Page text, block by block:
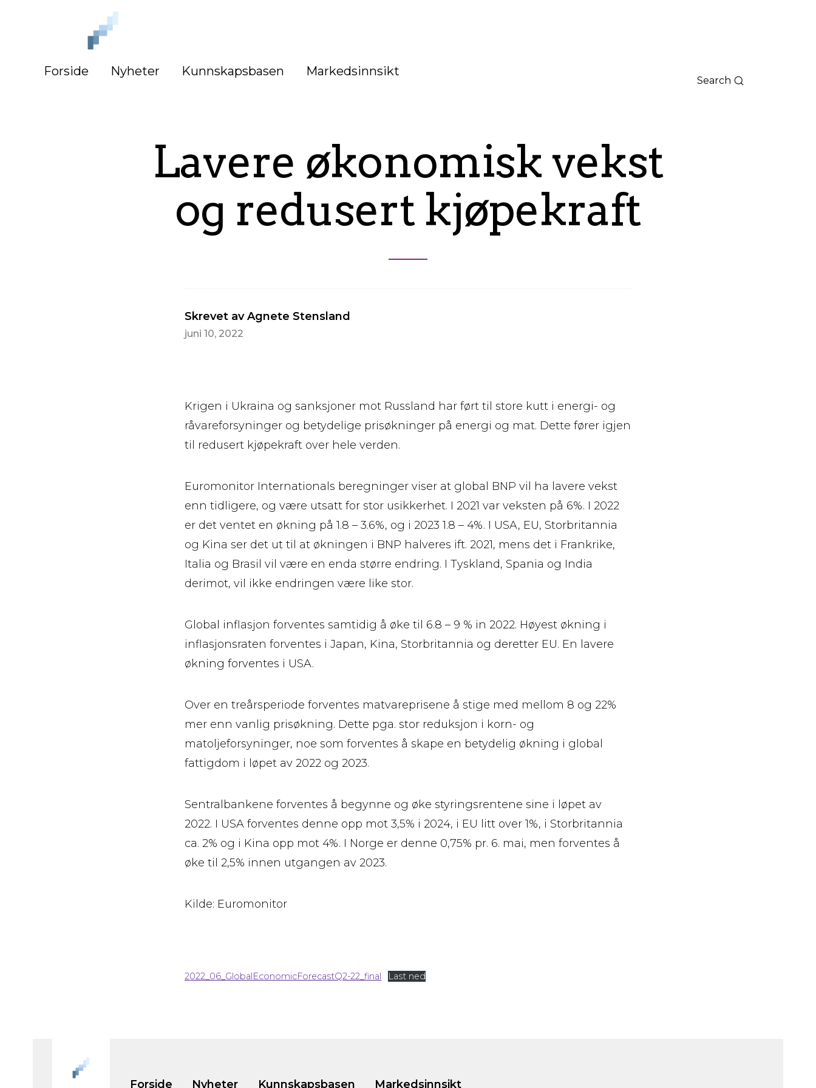
Nord
Norge
Forside Nyheter Kunnskapsbasen Markedsinnsikt
Search
Lavere økonomisk vekst
og redusert kjøpekraft
Skrevet av Agnete Stensland
juni 10, 2022
Krigen i Ukraina og sanksjoner mot Russland har ført til store kutt i energi- og
råvareforsyninger og betydelige prisøkninger på energi og mat. Dette fører igjen
til redusert kjøpekraft over hele verden.
Euromonitor Internationals beregninger viser at global BNP vil ha lavere vekst
enn tidligere, og være utsatt for stor usikkerhet. I 2021 var veksten på 6%. I 2022
er det ventet en økning på 1.8 – 3.6%, og i 2023 1.8 – 4%. I USA, EU, Storbritannia
og Kina ser det ut til at økningen i BNP halveres ift. 2021, mens det i Frankrike,
Italia og Brasil vil være en enda større endring. I Tyskland, Spania og India
derimot, vil ikke endringen være like stor.
Global inflasjon forventes samtidig å øke til 6.8 – 9 % in 2022. Høyest økning i
inflasjonsraten forventes i Japan, Kina, Storbritannia og deretter EU. En lavere
økning forventes i USA.
Over en treårsperiode forventes matvareprisene å stige med mellom 8 og 22%
mer enn vanlig prisøkning. Dette pga. stor reduksjon i korn- og
matoljeforsyninger, noe som forventes å skape en betydelig økning i global
fattigdom i løpet av 2022 og 2023.
Sentralbankene forventes å begynne og øke styringsrentene sine i løpet av
2022. I USA forventes denne opp mot 3,5% i 2024, i EU litt over 1%, i Storbritannia
ca. 2% og i Kina opp mot 4%. I Norge er denne 0,75% pr. 6. mai, men forventes å
øke til 2,5% innen utgangen av 2023.
Kilde: Euromonitor
2022_06_GlobalEconomicForecastQ2-22_final Last ned
Forside Nyheter Kunnskapsbasen Markedsinnsikt